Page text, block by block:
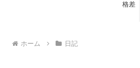
格差
ホーム 日記